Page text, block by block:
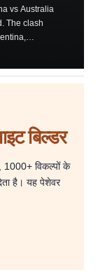
vs Australia
The clash
बिल्डर
1000+ विकल्पों के
है। यह पेशेवर